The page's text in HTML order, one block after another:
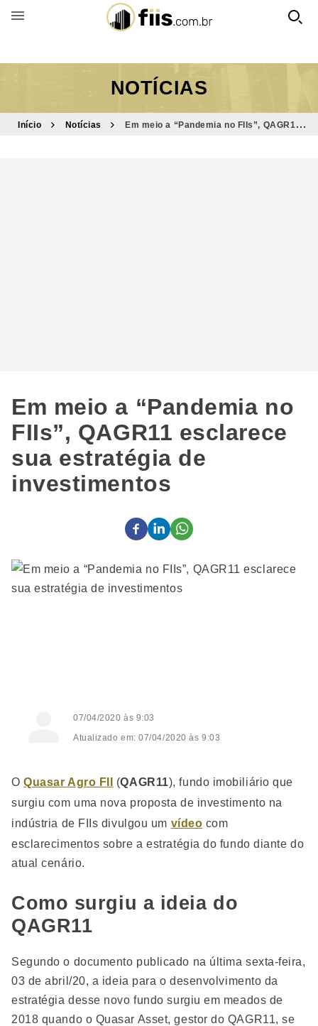
BUSCAR POR FUNDO
NOTÍCIAS
Início Notícias
Em meio a “Pandemia no FIIs”, QAGR11
Em meio a “Pandemia no
FIIs”, QAGR11 esclarece
sua estratégia de
investimentos
07/04/2020 às 9:03
Atualizado em: 07/04/2020 às 9:03
OQuasar Agro FII (QAGR11), fundo imobiliário que
surgiu com uma nova proposta de investimento na
indústria de FIIs divulgou um vídeo com
esclarecimentos sobre a estratégia do fundo diante do
atual cenário.
Como surgiu a ideia do
QAGR11
Segundo o documento publicado na última sexta-feira,
03 de abril/20, a ideia para o desenvolvimento da
estratégia desse novo fundo surgiu em meados de
2018 quando o Quasar Asset, gestor do QAGR11, se